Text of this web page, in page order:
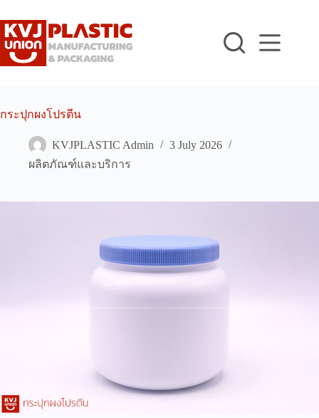
to
content
กระปุกผงโปรตีน
KVJPLASTIC Admin
3 July 2026
ผลิตภัณฑ์และบริการ